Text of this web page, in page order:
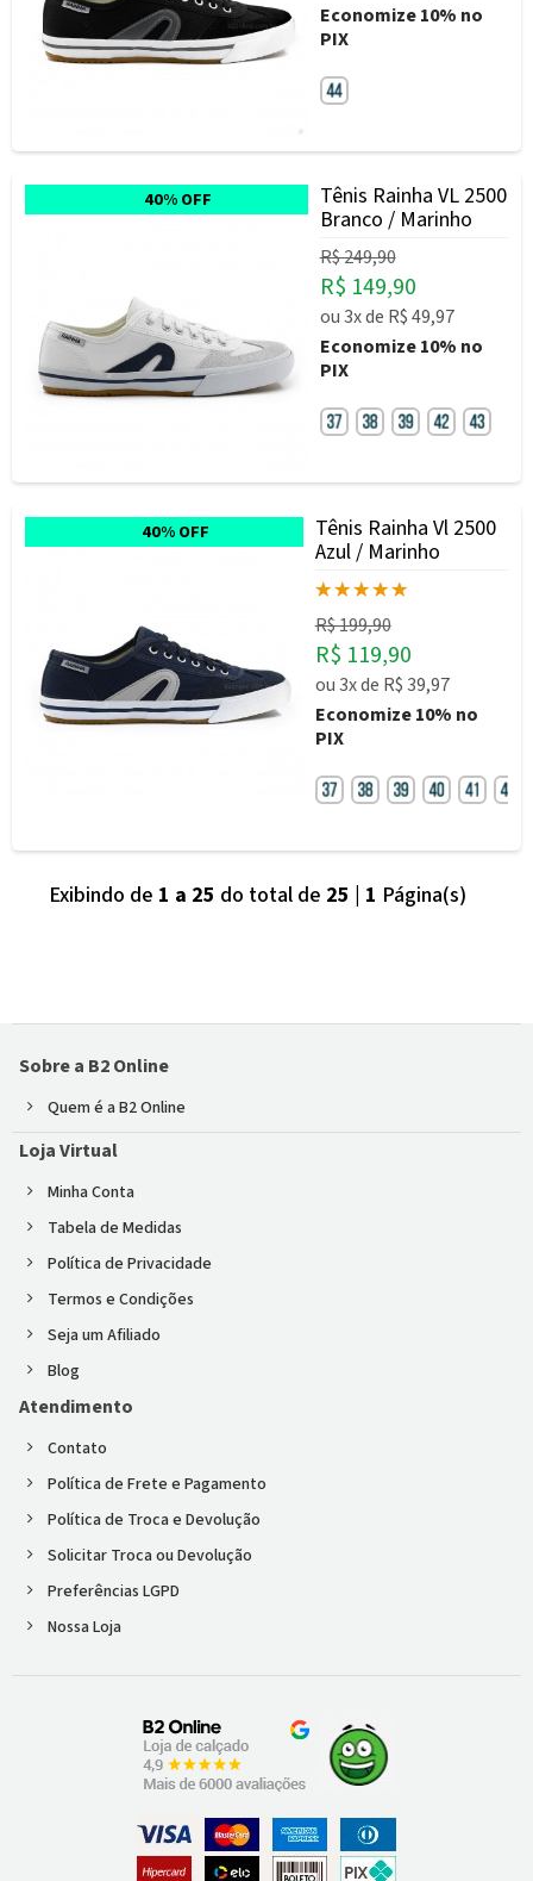
Economize10% no
PIX
40% OFF
Tênis Rainha VL 2500
Branco / Marinho
R$ 249,90
R$ 149,90
ou3xde R$ 49,97
Economize10% no
PIX
40% OFF
Tênis Rainha Vl 2500
Azul / Marinho
R$ 199,90
R$ 119,90
ou3xde R$ 39,97
Economize10% no
PIX
Exibindo de 1 a 25 do total de 25 | 1 Página(s)
Sobre a B2 Online
Quem é a B2 Online
Loja Virtual
Minha Conta
Tabela de Medidas
Política de Privacidade
Termos e Condições
Seja um Afiliado
Blog
Atendimento
Contato
Política de Frete e Pagamento
Política de Troca e Devolução
Solicitar Troca ou Devolução
Preferências LGPD
Nossa Loja